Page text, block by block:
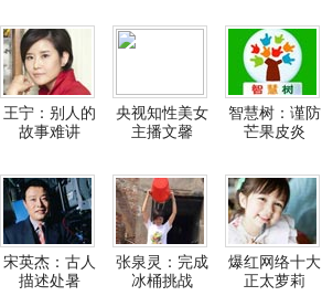
王宁：别人的
故事难讲
央视知性美女
主播文馨
智慧树：谨防
芒果皮炎
宋英杰：古人
描述处暑
张泉灵：完成
冰桶挑战
爆红网络十大
正太萝莉